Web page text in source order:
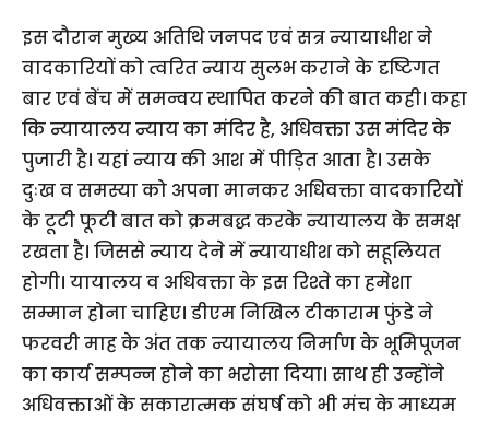
इस दौरान मुख्य अतिथि जनपद एवं सत्र न्यायाधीश ने
वादकारियों को त्वरित न्याय सुलभ कराने के दृष्टिगत
बार एवं बेंच में समन्वय स्थापित करने की बात कही। कहा
कि न्यायालय न्याय का मंदिर है, अधिवक्ता उस मंदिर के
पुजारी है। यहां न्याय की आश में पीड़ित आता है। उसके
दुःख व समस्या को अपना मानकर अधिवक्ता वादकारियों
के टूटी फूटी बात को क्रमबद्ध करके न्यायालय के समक्ष
रखता है। जिससे न्याय देने में न्यायाधीश को सहूलियत
होगी। यायालय व अधिवक्ता के इस रिश्ते का हमेशा
सम्मान होना चाहिए। डीएम निखिल टीकाराम फुंडे ने
फरवरी माह के अंत तक न्यायालय निर्माण के भूमिपूजन
का कार्य सम्पन्न होने का भरोसा दिया। साथ ही उन्होंने
अधिवक्ताओं के सकारात्मक संघर्ष को भी मंच के माध्यम